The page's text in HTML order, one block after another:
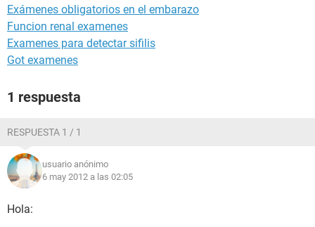
Exámenes obligatorios en el embarazo
Funcion renal examenes
Examenes para detectar sifilis
Got examenes
1 respuesta
RESPUESTA 1 / 1
usuario anónimo
6 may 2012 a las 02:05
Hola: